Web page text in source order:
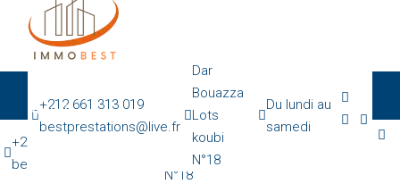
+212 661 313 019
bestprestations@live.fr
Dar
Bouazza
Lots
koubi
N°18
Du lundi au
samedi
Accueil
+212 661 313 019
bestprestations@live.fr
Dar Bouazza
Lots koubi
N°18